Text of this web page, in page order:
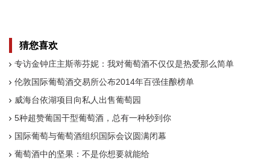
猜您喜欢
专访金钟庄主斯蒂芬妮：我对葡萄酒不仅仅是热爱那么简单
伦敦国际葡萄酒交易所公布2014年百强佳酿榜单
威海台依湖项目向私人出售葡萄园
5种超赞葡国干型葡萄酒，总有一种秒到你
国际葡萄与葡萄酒组织国际会议圆满闭幕
葡萄酒中的坚果：不是你想要就能给